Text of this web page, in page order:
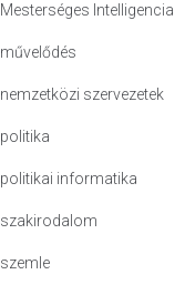
Mesterséges Intelligencia
művelődés
nemzetközi szervezetek
politika
politikai informatika
szakirodalom
szemle